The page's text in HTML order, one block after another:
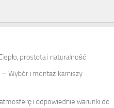
prostota i naturalność
Wybór i montaż karniszy
i odpowiednie warunki do